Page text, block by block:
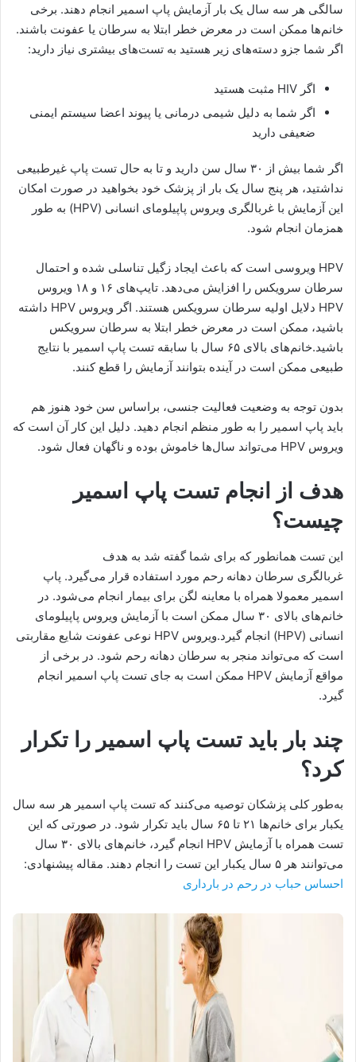
سالگی هر سه سال یک بار آزمایش پاپ اسمیر انجام دهند. برخی
خانم‌ها ممکن است در معرض خطر ابتلا به سرطان یا عفونت باشند.
اگر شما جزو دسته‌های زیر هستید به تست‌های بیشتری نیاز دارید:
اگر HIV مثبت هستید
اگر شما به دلیل شیمی درمانی یا پیوند اعضا سیستم ایمنی
ضعیفی دارید
اگر شما بیش از ۳۰ سال سن دارید و تا به حال تست پاپ غیرطبیعی
نداشتید، هر پنج سال یک بار از پزشک خود بخواهید در صورت امکان
این آزمایش با غربالگری ویروس پاپیلومای انسانی (HPV) به طور
همزمان انجام شود.
HPV ویروسی است که باعث ایجاد زگیل تناسلی شده و احتمال
سرطان سرویکس را افزایش می‌دهد. تایپ‌های ۱۶ و ۱۸ ویروس
HPV دلایل اولیه سرطان سرویکس هستند. اگر ویروس HPV داشته
باشید، ممکن است در معرض خطر ابتلا به سرطان سرویکس
باشید.خانم‌های بالای ۶۵ سال با سابقه تست پاپ اسمیر با نتایج
طبیعی ممکن است در آینده بتوانند آزمایش را قطع کنند.
بدون توجه به وضعیت فعالیت جنسی، براساس سن خود هنوز هم
باید پاپ اسمیر را به طور منظم انجام دهید. دلیل این کار آن است که
ویروس HPV می‌تواند سال‌ها خاموش بوده و ناگهان فعال شود.
هدف از انجام تست پاپ اسمیر
چیست؟
این تست همانطور که برای شما گفته شد به هدف
غربالگری سرطان دهانه رحم مورد استفاده قرار می‌گیرد. پاپ
اسمیر معمولا همراه با معاینه لگن برای بیمار انجام می‌شود. در
خانم‌های بالای ۳۰ سال ممکن است با آزمایش ویروس پاپیلومای
انسانی (HPV) انجام گیرد.ویروس HPV نوعی عفونت شایع مقاربتی
است که می‌تواند منجر به سرطان دهانه رحم شود. در برخی از
مواقع آزمایش HPV ممکن است به جای تست پاپ اسمیر انجام
گیرد.
چند بار باید تست پاپ اسمیر را تکرار
کرد؟
به‌طور کلی پزشکان توصیه می‌کنند که تست پاپ اسمیر هر سه سال
یکبار برای خانم‌ها ۲۱ تا ۶۵ سال باید تکرار شود. در صورتی که این
تست همراه با آزمایش HPV انجام گیرد، خانم‌های بالای ۳۰ سال
می‌توانند هر ۵ سال یکبار این تست را انجام دهند. مقاله پیشنهادی:
احساس حباب در رحم در بارداری